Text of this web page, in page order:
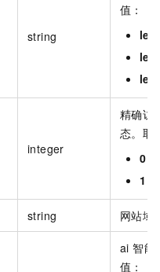
string
值：
integer
精确访
态。取
0
1
string 网站域
ai 智能
值：